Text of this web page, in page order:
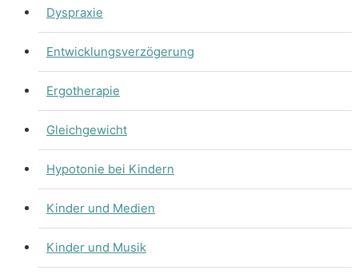
Dyspraxie
Entwicklungsverzögerung
Ergotherapie
Gleichgewicht
Hypotonie bei Kindern
Kinder und Medien
Kinder und Musik